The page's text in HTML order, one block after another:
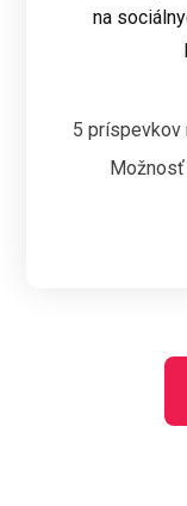
na
5 príspevkov